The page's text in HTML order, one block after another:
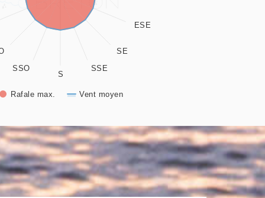
Rafale max. Vent moyen
ESE
SE
SSE
S
SSO